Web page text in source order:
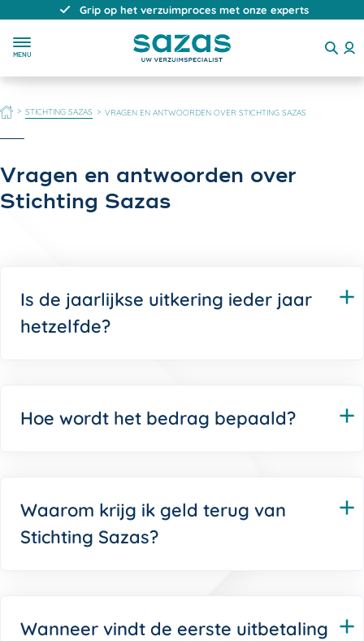
Direct, persoonlijk en deskundig advies
MENU
HOME STICHTING SAZAS VRAGEN EN ANTWOORDEN OVER STICHTING SAZAS
Vragen en antwoorden over
Stichting Sazas
Is de jaarlijkse uitkering ieder jaar
hetzelfde?
Hoe wordt het bedrag bepaald?
Waarom krijg ik geld terug van
Stichting Sazas?
Wanneer vindt de eerste uitbetaling